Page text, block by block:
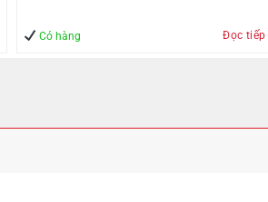
Có hàng Đọc tiếp